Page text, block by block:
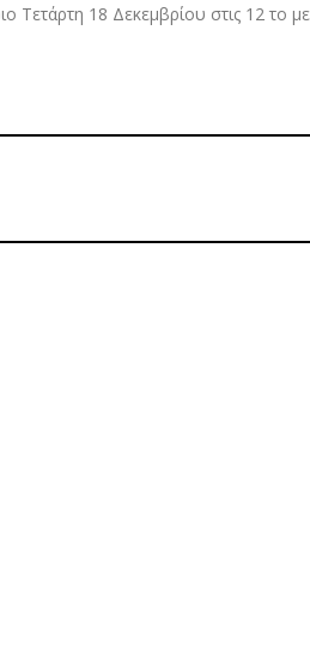
Τετάρτη 18 Δεκεμβρίου στις 12 το